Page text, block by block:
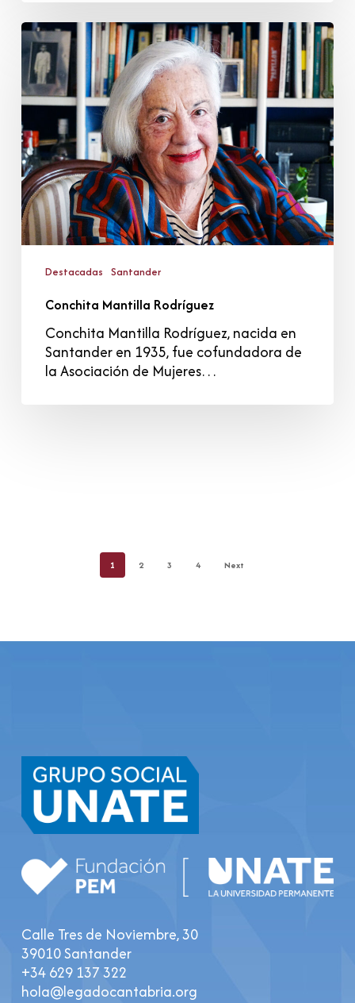
Conchita
Mantilla
Rodríguez
Destacadas Santander
Conchita Mantilla Rodríguez
Conchita Mantilla Rodríguez, nacida en
Santander en 1935, fue cofundadora de
la Asociación de Mujeres…
1 2 3 4 Next
Calle Tres de Noviembre, 30
39010 Santander
+34 629 137 322
hola@legadocantabria.org